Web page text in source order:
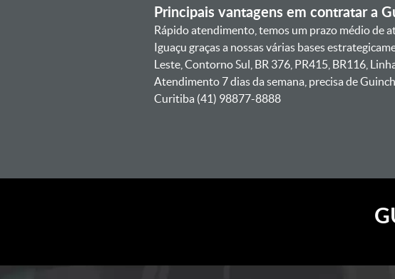
Principais vantagens em contratar a
Rápido atendimento, temos um prazo médio de
Iguaçu graças a nossas várias bases
Leste, Contorno Sul, BR 376, PR415, BR116,
Atendimento 7 dias da semana, precisa de
Curitiba (41) 98877-8888